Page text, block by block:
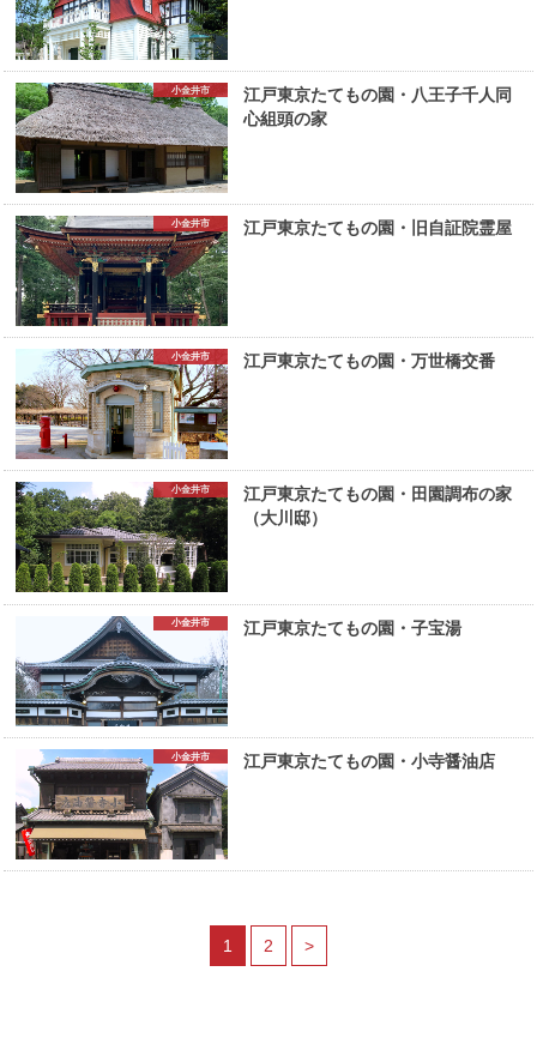
小金井市
江戸東京たてもの園・八王子千人同
心組頭の家
小金井市 江戸東京たてもの園・旧自証院霊屋
小金井市 江戸東京たてもの園・万世橋交番
小金井市
江戸東京たてもの園・田園調布の家
（大川邸）
小金井市 江戸東京たてもの園・子宝湯
小金井市 江戸東京たてもの園・小寺醤油店
1 2 >